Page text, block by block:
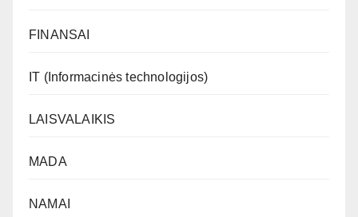
FINANSAI
IT (Informacinės technologijos)
LAISVALAIKIS
MADA
NAMAI